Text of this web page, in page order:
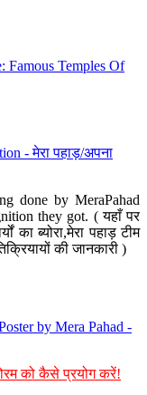
Famous Temples Of
- मेरा पहाड़/अपना
done by MeraPahad
they got. ( यहाँ पर
का ब्योरा,मेरा पहाड़ टीम
की जानकारी )
by Mera Pahad -
को कैसे प्रयोग करें!